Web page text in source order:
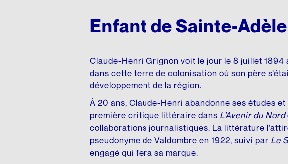
Enfant de Sainte-Adèle
Claude-Henri Grignon voit le jour le 8 juillet
dans cette terre de colonisation où son père
développement de la région.
À 20 ans, Claude-Henri abandonne ses études
première critique littéraire dans L’Avenir du Nord
collaborations journalistiques. La littérature
pseudonyme de Valdombre en 1922, suivi par Le
engagé qui fera sa marque.